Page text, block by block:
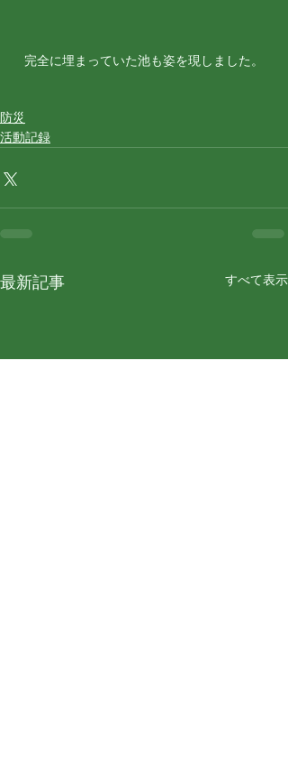
完全に埋まっていた池も姿を現しました。
防災
活動記録
最新記事 すべて表示